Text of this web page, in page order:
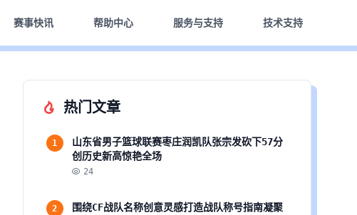
赛事快讯 帮助中心 服务与支持 技术支持
热门文章
1
山东省男子篮球联赛枣庄润凯队张宗发砍下57分
创历史新高惊艳全场
24
2
围绕CF战队名称创意灵感打造战队称号指南凝聚